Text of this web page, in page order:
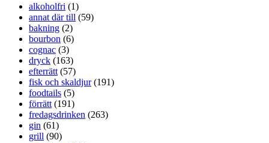
alkoholfri (1)
annat där till (59)
bakning (2)
bourbon (6)
cognac (3)
dryck (163)
efterrätt (57)
fisk och skaldjur(191)
foodtails (5)
förrätt (191)
fredagsdrinken (263)
gin (61)
grill (90)